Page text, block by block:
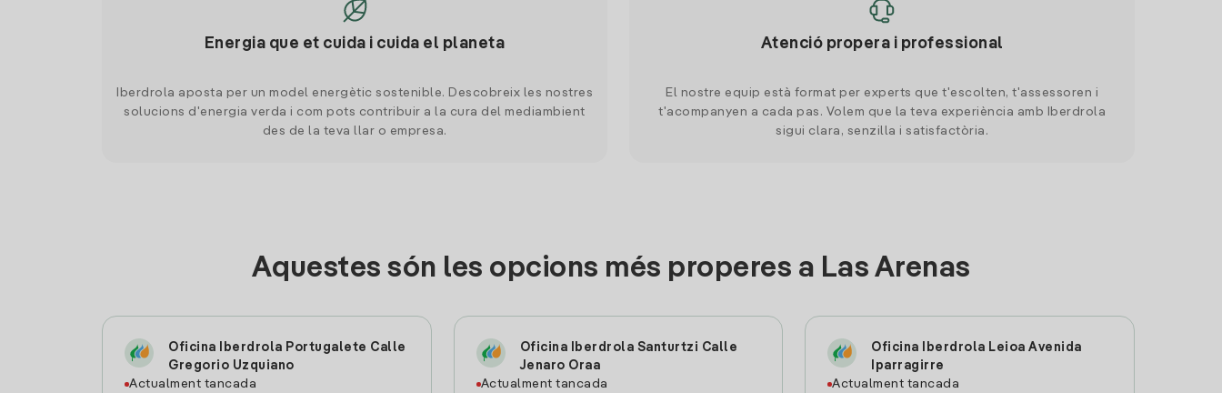
Energia que et cuida i cuida el planeta
Iberdrola aposta per un model energètic sostenible. Descobreix les nostres
solucions d'energia verda i com pots contribuir a la cura del mediambient
des de la teva llar o empresa.
Atenció propera i professional
El nostre equip està format per experts que t'escolten, t'assessoren i
t'acompanyen a cada pas. Volem que la teva experiència amb Iberdrola
sigui clara, senzilla i satisfactòria.
Aquestes són les opcions més properes a Las Arenas
Oficina Iberdrola Portugalete Calle
Gregorio Uzquiano
Actualment tancada
Oficina Iberdrola Santurtzi Calle
Jenaro Oraa
Actualment tancada
Oficina Iberdrola Leioa Avenida
Iparragirre
Actualment tancada